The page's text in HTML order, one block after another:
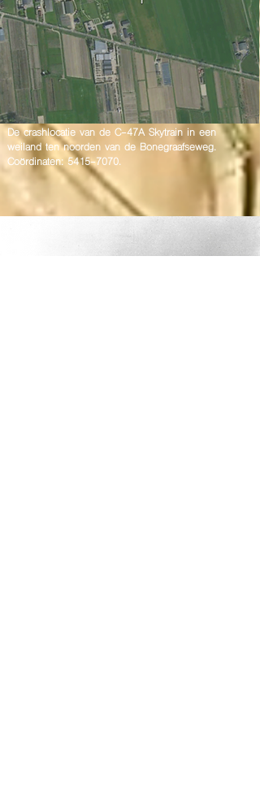
De crashlocatie van de C-47A Skytrain in een
weiland ten noorden van de Bonegraafseweg.
Coördinaten: 5415-7070.